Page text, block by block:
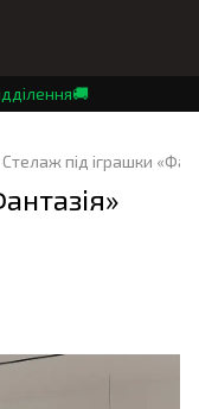
Стелаж під іграшки